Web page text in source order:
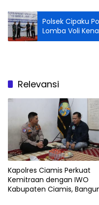
Polsek Cipaku
Lomba Voli
Selamanik
Relevansi
Kapolres Ciamis Perkuat
Kemitraan dengan IWO
Kabupaten Ciamis,